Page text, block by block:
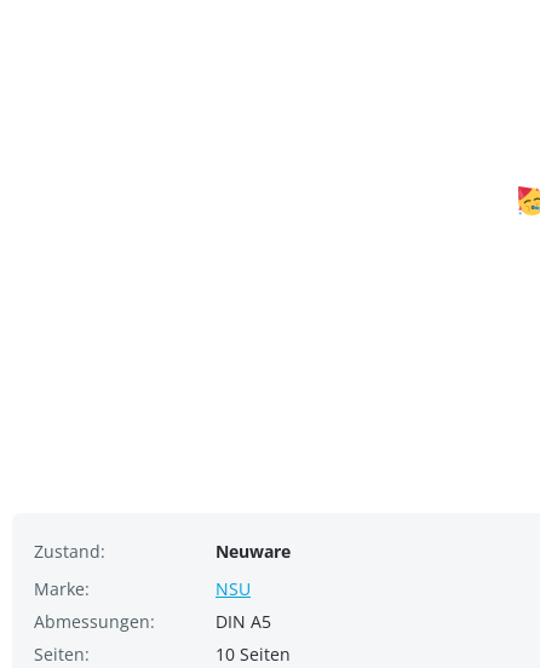
Zustand:
Neuware
Marke:
NSU
Abmessungen:
DIN A5
Seiten:
10 Seiten